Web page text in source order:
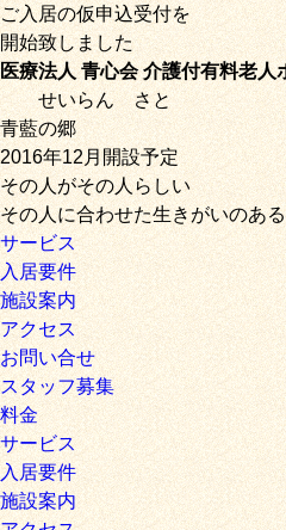
ご入居の仮申込受付を
開始致しました
医療法人 青心会 介護付有料老人
せいらんさと
青藍の郷
2016年12月開設予定
その人がその人らしい
その人に合わせた生きがいのあ
サービス
入居要件
施設案内
アクセス
お問い合せ
スタッフ募集
料金
サービス
入居要件
施設案内